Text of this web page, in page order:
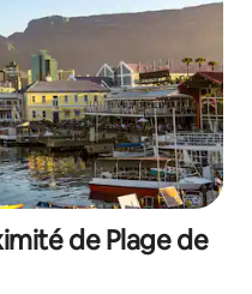
de Plage de